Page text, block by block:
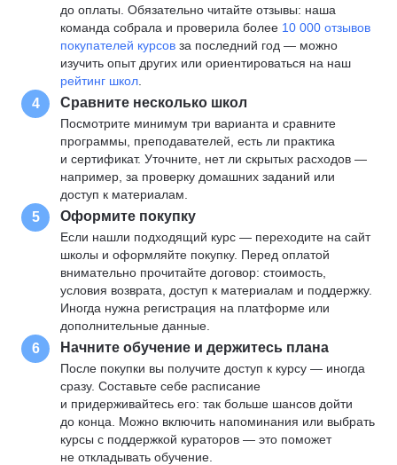
до оплаты. Обязательно читайте отзывы: наша
команда собрала и проверила более 10 000 отзывов
покупателей курсов за последний год — можно
изучить опыт других или ориентироваться на наш
рейтинг школ
4 Сравните несколько школ
Посмотрите минимум три варианта и сравните
программы, преподавателей, есть ли практика
и сертификат. Уточните, нет ли скрытых расходов —
например, за проверку домашних заданий или
доступ к материалам.
5 Оформите покупку
Если нашли подходящий курс — переходите на сайт
школы и оформляйте покупку. Перед оплатой
внимательно прочитайте договор: стоимость,
условия возврата, доступ к материалам и поддержку.
Иногда нужна регистрация на платформе или
дополнительные данные.
6 Начните обучение и держитесь плана
После покупки вы получите доступ к курсу — иногда
сразу. Составьте себе расписание
и придерживайтесь его: так больше шансов дойти
до конца. Можно включить напоминания или выбрать
курсы с поддержкой кураторов — это поможет
не откладывать обучение.